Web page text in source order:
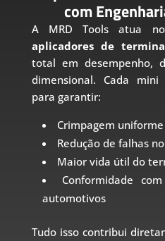
com
A MRD Tools atua
aplicadores de
total em desempenho,
dimensional. Cada
para garantir:
Crimpagem uniforme
Redução de falhas
Maior vida útil do
Conformidade
automotivos
Tudo isso contribui